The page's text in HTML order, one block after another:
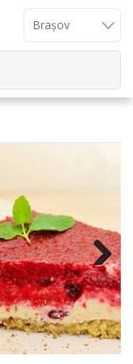
Next